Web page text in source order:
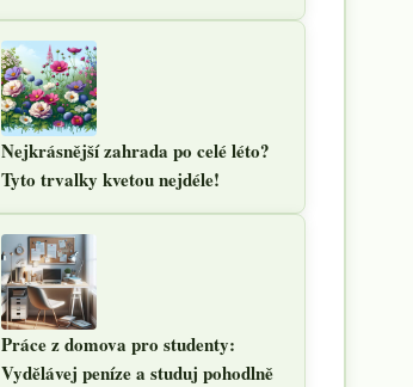
Nejkrásnější zahrada po celé léto?
Tyto trvalky kvetou nejdéle!
Práce z domova pro studenty:
Vydělávej peníze a studuj pohodlně